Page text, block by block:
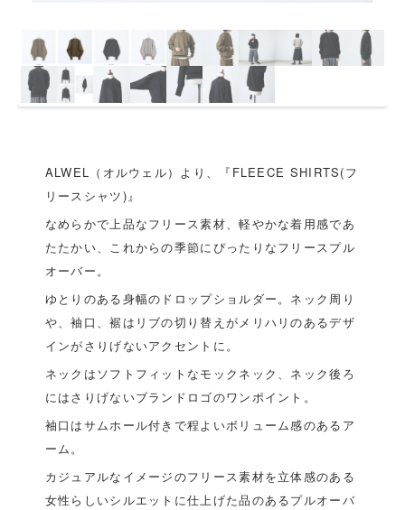
ALWEL（オルウェル）より、『FLEECE SHIRTS(フ
リースシャツ)』
なめらかで上品なフリース素材、軽やかな着用感であ
たたかい、これからの季節にぴったりなフリースプル
オーバー。
ゆとりのある身幅のドロップショルダー。ネック周り
や、袖口、裾はリブの切り替えがメリハリのあるデザ
インがさりげないアクセントに。
ネックはソフトフィットなモックネック、ネック後ろ
にはさりげないブランドロゴのワンポイント。
袖口はサムホール付きで程よいボリューム感のあるア
ーム。
カジュアルなイメージのフリース素材を立体感のある
女性らしいシルエットに仕上げた品のあるプルオーバ